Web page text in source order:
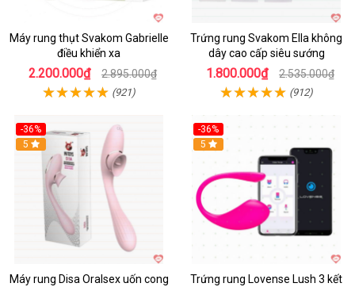
Máy rung thụt Svakom Gabrielle
điều khiển xa
2.200.000₫ 2.895.000₫
(921)
Trứng rung Svakom Ella không
dây cao cấp siêu sướng
1.800.000₫ 2.535.000₫
(912)
-36%
5
Máy rung Disa Oralsex uốn cong
-36%
Hot
5
Trứng rung Lovense Lush 3 kết